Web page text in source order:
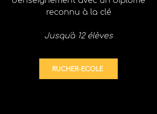
reconnu à la clé
Jusqu'à 12 élèves
RUCHER-ECOLE